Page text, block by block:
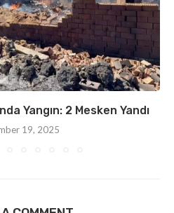
Yangın: 2 Mesken Yandı
19, 2025